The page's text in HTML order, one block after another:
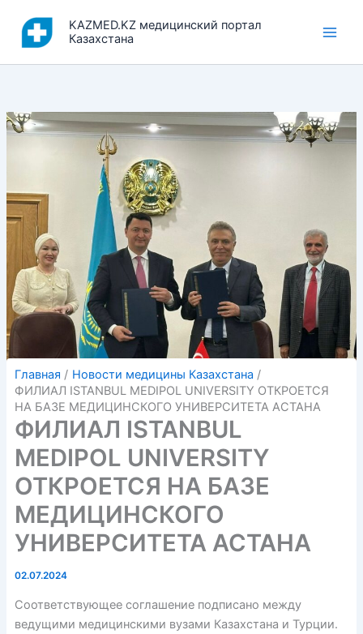
содержимому
KAZMED.KZ медицинский портал
Казахстана
Главная
Новости медицины Казахстана
ФИЛИАЛ ISTANBUL MEDIPOL UNIVERSITY ОТКРОЕТСЯ
НА БАЗЕ МЕДИЦИНСКОГО УНИВЕРСИТЕТА АСТАНА
ФИЛИАЛ ISTANBUL
MEDIPOL UNIVERSITY
ОТКРОЕТСЯ НА БАЗЕ
МЕДИЦИНСКОГО
УНИВЕРСИТЕТА АСТАНА
02.07.2024
Соответствующее соглашение подписано между
ведущими медицинскими вузами Казахстана и Турции.